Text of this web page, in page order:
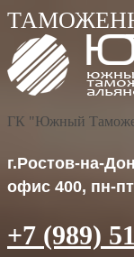
ГК "Южный
г.Ростов-на-
офис 400, пн-
+7 (989)